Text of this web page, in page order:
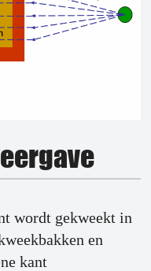
wordt gekweekt in
en
kant